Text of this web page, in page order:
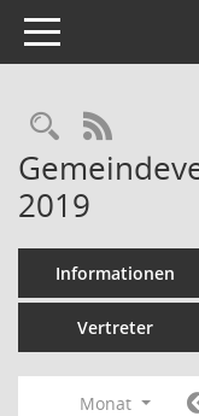
Toggle navigation
RSS-
2019
Informationen
Vertreter
Monat